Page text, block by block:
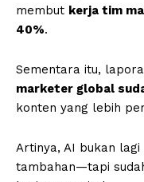
membut kerja tim
40%.
Sementara itu,
marketer global
konten yang lebih
Artinya, AI bukan
tambahan—tapi